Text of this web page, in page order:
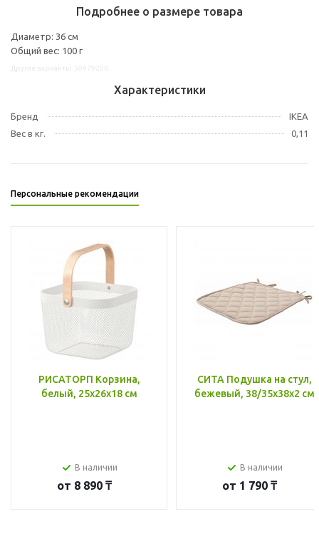
Подробнее о размере товара
Диаметр: 36 см
Общий вес: 100 г
Характеристики
Бренд
IKEA
Вес в кг.
0,11
Персональные рекомендации
РИСАТОРП Корзина,
белый, 25x26x18 см
В наличии
от 8 890 ₸
СИТА Подушка на стул,
бежевый, 38/35x38x2 см
В наличии
от 1 790 ₸